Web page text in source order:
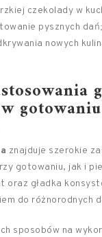
czekolady w
pysznych
nowych
znajduje szerokie
gotowaniu, jak i
oraz gładka
do różnorodnych
sposobów na